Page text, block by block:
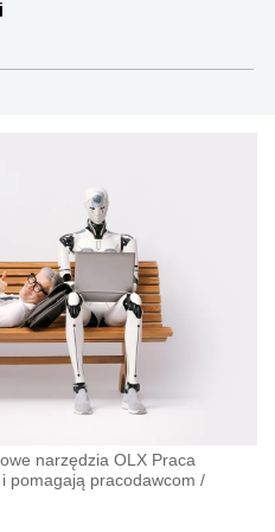
narzędzia OLX Praca
pomagają pracodawcom /